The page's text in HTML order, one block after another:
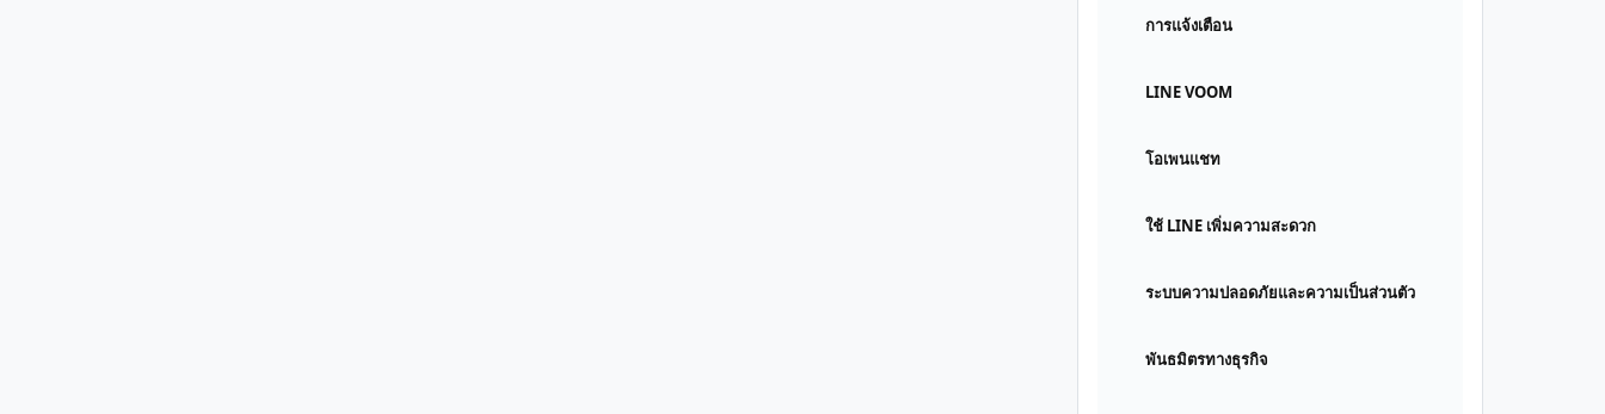
การแจ้งเตือน
LINE VOOM
โอเพนแชท
ใช้ LINE เพิ่มความสะดวก
ระบบความปลอดภัยและความเป็นส่วนตัว
พันธมิตรทางธุรกิจ